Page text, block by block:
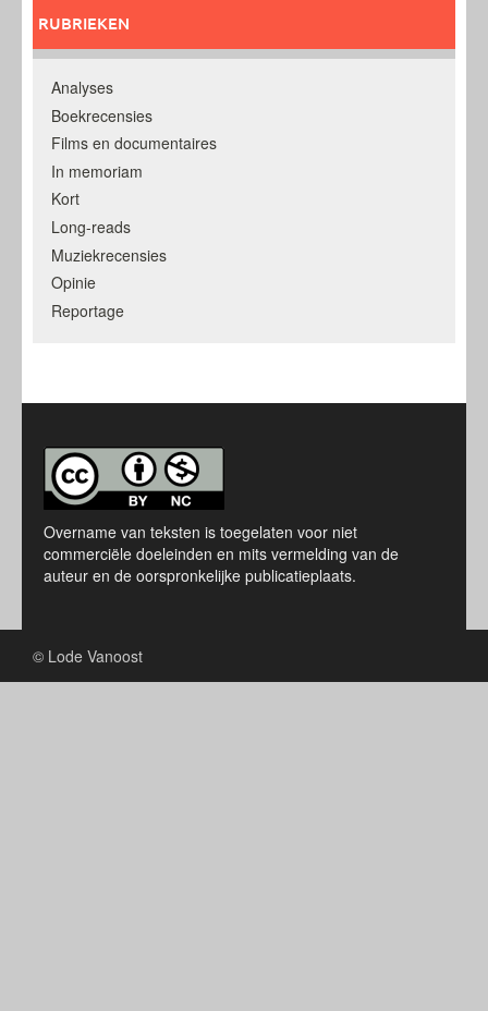
RUBRIEKEN
Analyses
Boekrecensies
Films en documentaires
In memoriam
Kort
Long-reads
Muziekrecensies
Opinie
Reportage
Overname van teksten is toegelaten voor niet
commerciële doeleinden en mits vermelding van de
auteur en de oorspronkelijke publicatieplaats.
© Lode Vanoost